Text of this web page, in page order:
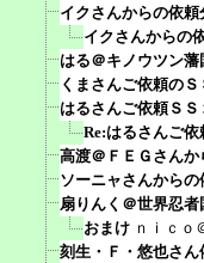
イクさんからの依頼
イクさんからの
はる＠キノウツン
くまさんご依頼のＳ
はるさんご依頼ＳＳ
Re:はるさんご依
高渡＠ＦＥＧさんか
ソーニャさんからの
扇りんく＠世界忍
おまけ ｎｉｃｏ
刻生・Ｆ・悠也さん